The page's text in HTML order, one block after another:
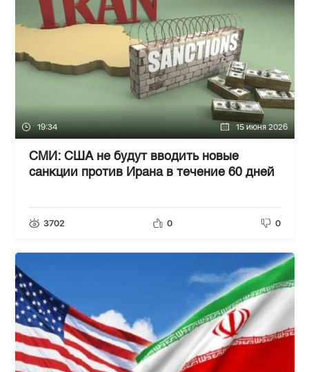
19:34 15 июня 2026
СМИ: США не будут вводить новые
санкции против Ирана в течение 60 дней
3702 0 0